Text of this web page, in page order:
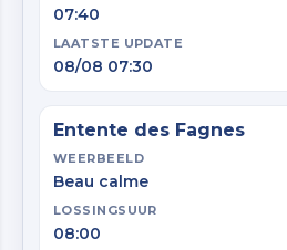
07:40
LAATSTE UPDATE
08/08 07:30
Entente des Fagnes
WEERBEELD
Beau calme
LOSSINGSUUR
08:00